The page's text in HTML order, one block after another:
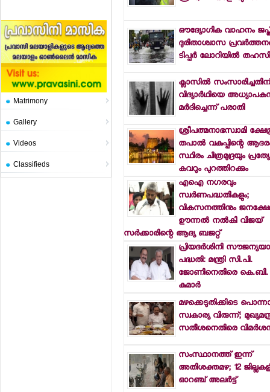
Matrimony
Gallery
Videos
Classifieds
ഔദ്യോഗിക വാഹനം
ദുരിതാശ്വാസ
ടിപ്പര്‍ ലോറിയില്‍
ക്ലാസില്‍ സംസാരിച്ചതിന്
വിദ്യാര്‍ഥിയെ
മര്‍ദിച്ചെന്ന് പരാതി
ശ്രീപത്മനാഭസ്വാമി
തപാല്‍ വകുപ്പിന്റെ
സ്ഥിരം ചിത്രമുദ്രയും
കവറും പുറത്തിറക്കും
എഐ നഗരവും
സ്വര്‍ണപദ്ധതികളും;
വികസനത്തിനും
ഊന്നല്‍ നല്‍കി വിജയ്
സര്‍ക്കാരിന്റെ ആദ്യ ബജറ്റ്
പ്രിയദര്‍ശിനി
പദ്ധതി: മന്ത്രി സി.പി.
ജോണിനെതിരെ
കുമാര്‍
മഴക്കെടുതിക്കിടെ
സ്വകാര്യ വിരുന്ന്;
സതീശനെതിരെ
സംസ്ഥാനത്ത് ഇന്ന്
അതിശക്തമഴ; 12
ഓറഞ്ച് അലര്‍ട്ട്